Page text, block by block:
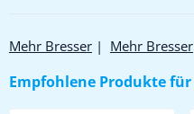
Mehr Bresser | Mehr Bresser
Empfohlene Produkte für